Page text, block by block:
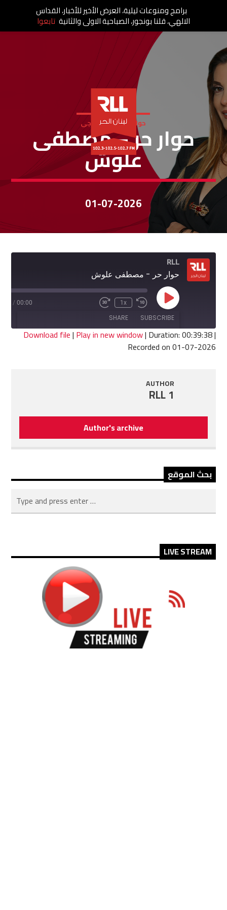
حوار حر - كارلا قهوجي
حوار حر – مصطفى
علوش
01-07-2026
RLL
حوار حر - مصطفى علوش
Play
Episode
Rewind
10
Seconds
1x
Fast
seconds
00:00
/
SUBSCRIBE
SHARE
SHARE
Download file| Play in new window| Duration: 00:39:38|
Recorded on 01-07-2026
AUTHOR
RLL 1
Author's archive
بحث الموقع
LIVE STREAM
برامج ومنوعات ليلية، العرض الأخير للأخبار، القداس
الالهي، قلنا بونجور، الصباحية الاولى والثانية تابعوا